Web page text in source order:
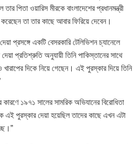
পিতা ওয়ারিস মীরকে বাংলাদেশের প্রধানমন্ত্রী
তা তার কাছে আবার ফিরিয়ে দেবেন ।
প্রসঙ্গে একটি বেসরকারি টেলিভিশন চ্যানেলে
প্রতিশ্রুতি অনুযায়ী তিনি পাকিস্তানের সাথে
দিকে নিয়ে গেছেন। এই পুরস্কার দিয়ে তিনি
কারণে ১৯৭১ সালের সামরিক অভিযানের বিরোধিতা
এই পুরস্কার দেয়া হয়েছিল তাদের কাছে এখন এটা